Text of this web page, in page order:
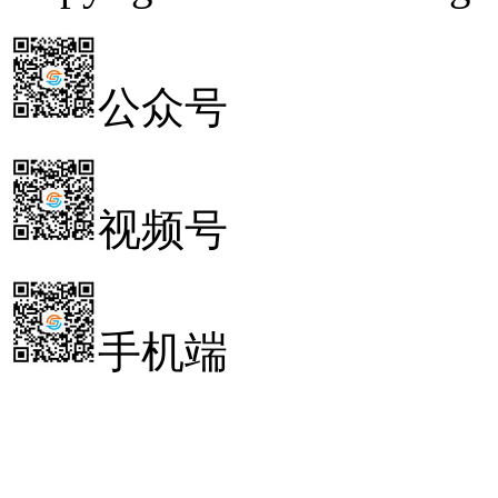
公众号
视频号
手机端